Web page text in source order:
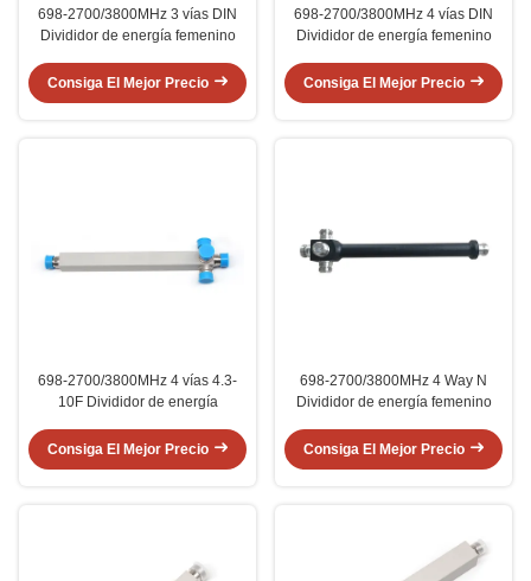
698-2700/3800MHz 3 vías DIN
Divididor de energía femenino
Consiga El Mejor Precio
698-2700/3800MHz 4 vías DIN
Divididor de energía femenino
Consiga El Mejor Precio
698-2700/3800MHz 4 vías 4.3-
10F Divididor de energía
Consiga El Mejor Precio
698-2700/3800MHz 4 Way N
Divididor de energía femenino
Consiga El Mejor Precio